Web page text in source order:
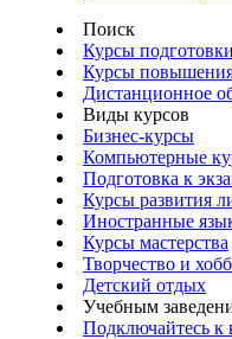
Поиск
Курсы подготовки
Курсы
Дистанционное
Виды курсов
Бизнес-курсы
Компьютерные
Подготовка к
Курсы развития
Иностранные
Курсы мастерства
Творчество и
Детский отдых
Учебным
Подключайтесь к